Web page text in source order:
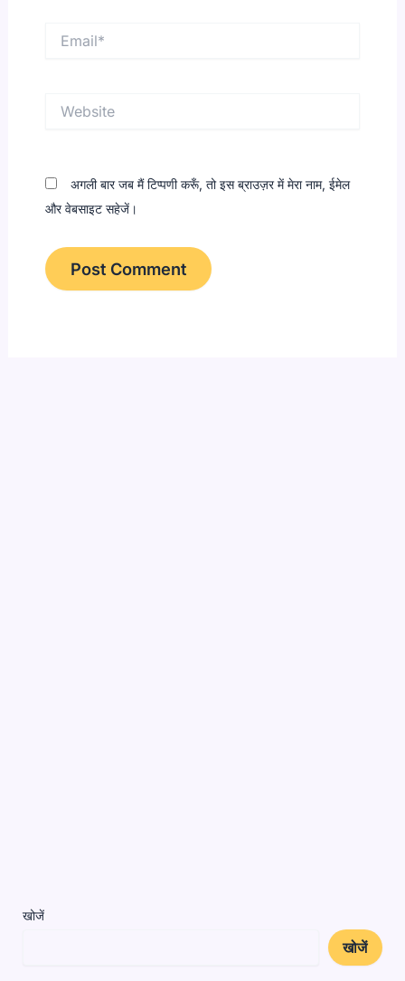
अगली बार जब मैं टिप्पणी करूँ, तो इस ब्राउज़र में मेरा नाम, ईमेल
और वेबसाइट सहेजें।
खोजें
खोजें